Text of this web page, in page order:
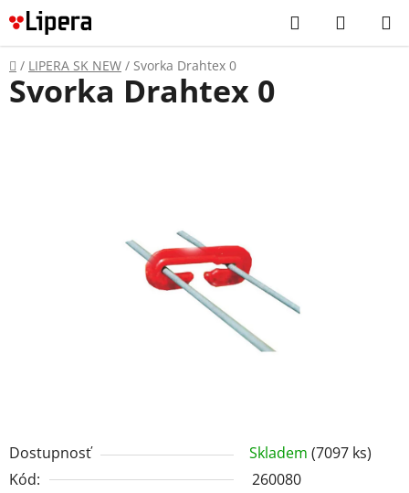
Prejsť
na
obsah
Hľadať
KOŠÍK
Domov
/ LIPERA SK NEW / Svorka Drahtex 0
Dostupnosť Skladem (7097 ks)
Kód:
260080
Svorka Drahtex 0